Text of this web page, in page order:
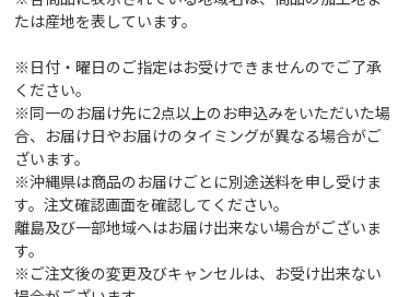
たは産地を表しています。
※日付・曜日のご指定はお受けできませんのでご了承
ください。
※同一のお届け先に2点以上のお申込みをいただいた場
合、お届け日やお届けのタイミングが異なる場合がご
ざいます。
※沖縄県は商品のお届けごとに別途送料を申し受けま
す。注文確認画面を確認してください。
離島及び一部地域へはお届け出来ない場合がございま
す。
※ご注文後の変更及びキャンセルは、お受け出来ない